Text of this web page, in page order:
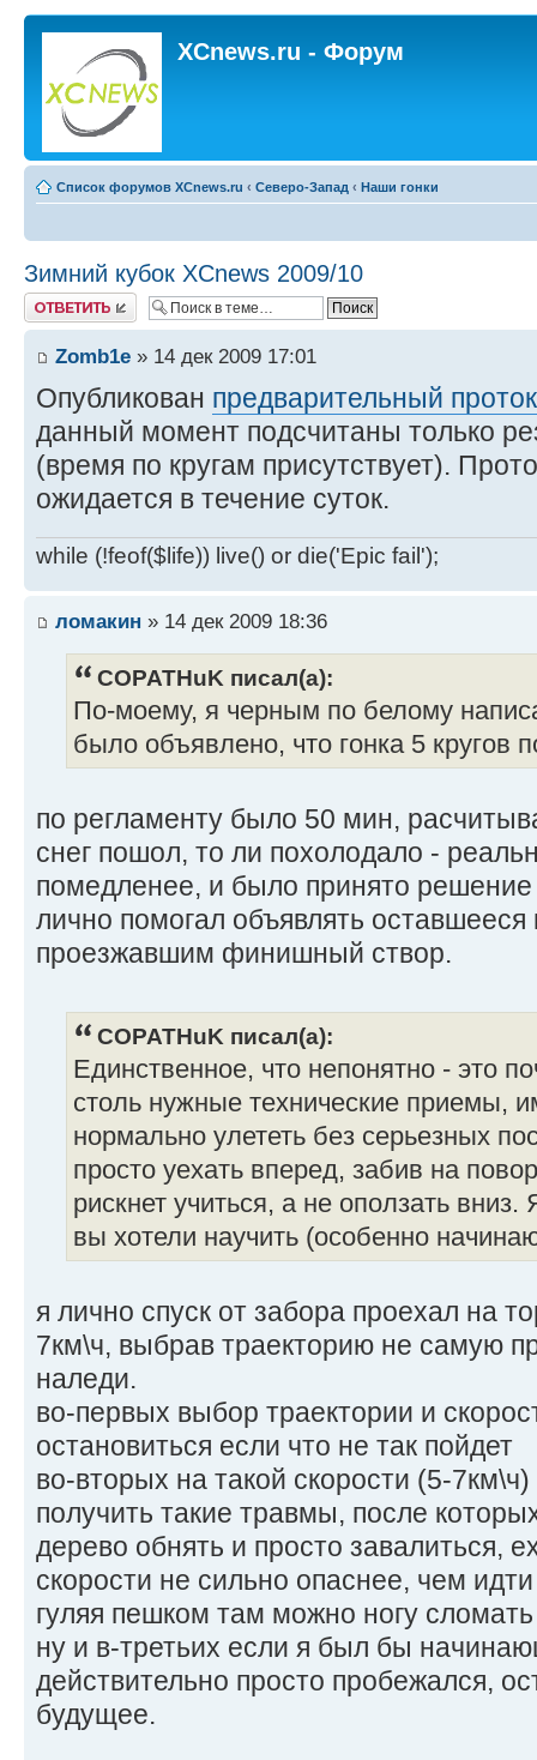
XCnews.ru - Форум
Список форумов XCnews.ru ‹ Северо-Запад ‹ Наши гонки
Зимний кубок XCnews 2009/10
Ответить
Zomb1e » 14 дек 2009 17:01
Опубликован предварительный
данный момент подсчитаны только
(время по кругам присутствует).
ожидается в течение суток.
while (!feof($life)) live() or die('Epic fail');
ломакин » 14 дек 2009 18:36
COPATHuK писал(а):
По-моему, я черным по белому
было объявлено, что гонка 5 кругов
по регламенту было 50 мин,
снег пошол, то ли похолодало -
помедленее, и было принято решение
лично помогал объявлять оставшееся
проезжавшим финишный створ.
COPATHuK писал(а):
Единственное, что непонятно - это
столь нужные технические приемы,
нормально улететь без серьезных
просто уехать вперед, забив на
рискнет учиться, а не оползать
вы хотели научить (особенно
я лично спуск от забора проехал на
7км\ч, выбрав траекторию не самую
наледи.
во-первых выбор траектории и
остановиться если что не так пойдет
во-вторых на такой скорости (5-
получить такие травмы, после
дерево обнять и просто завалиться,
скорости не сильно опаснее, чем
гуляя пешком там можно ногу
ну и в-третьих если я был бы
действительно просто пробежался,
будущее.